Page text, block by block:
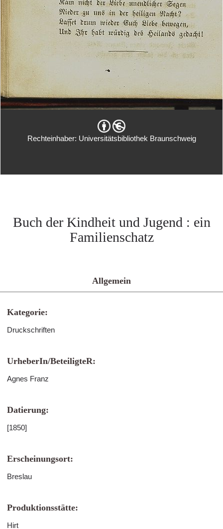
Rechteinhaber: Universitätsbibliothek Braunschweig
Buch der Kindheit und Jugend : ein
Familienschatz
Allgemein
Kategorie:
Druckschriften
UrheberIn/BeteiligteR:
Agnes Franz
Datierung:
[1850]
Erscheinungsort:
Breslau
Produktionsstätte:
Hirt